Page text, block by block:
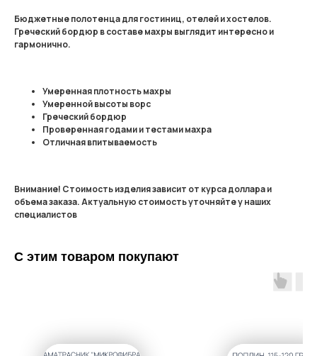
Бюджетные полотенца для гостиниц, отелей и хостелов.
Греческий бордюр в составе махры выглядит интересно и
гармонично.
Умеренная плотность махры
Умеренной высоты ворс
Греческий бордюр
Проверенная годами и тестами махра
Отличная впитываемость
Внимание! Стоимость изделия зависит от курса доллара и
объема заказа. Актуальную стоимость уточняйте у наших
специалистов
С этим товаром покупают